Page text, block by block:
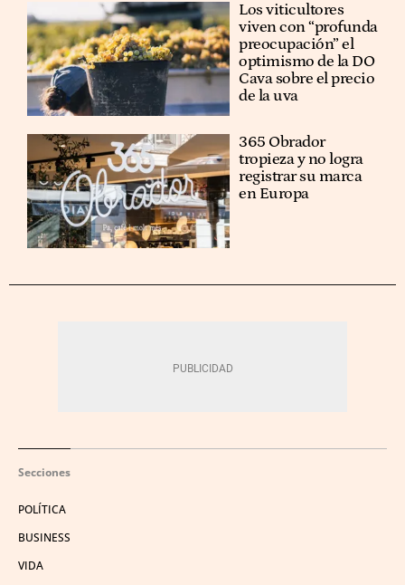
Los viticultores
viven con “profunda
preocupación” el
optimismo de la DO
Cava sobre el precio
de la uva
365 Obrador
tropieza y no logra
registrar su marca
en Europa
Secciones
POLÍTICA
BUSINESS
VIDA